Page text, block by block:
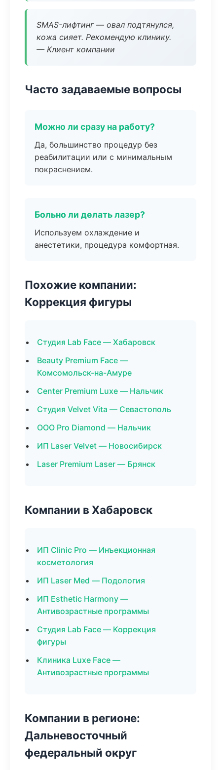
SMAS-лифтинг — овал подтянулся,
кожа сияет. Рекомендую клинику.
— Клиент компании
Часто задаваемые вопросы
Можно ли сразу на работу?
Да, большинство процедур без
реабилитации или с минимальным
покраснением.
Больно ли делать лазер?
Используем охлаждение и
анестетики, процедура комфортная.
Похожие компании:
Коррекция фигуры
Студия Lab Face — Хабаровск
Beauty Premium Face —
Комсомольск-на-Амуре
Center Premium Luxe — Нальчик
Студия Velvet Vita — Севастополь
ООО Pro Diamond — Нальчик
ИП Laser Velvet — Новосибирск
Laser Premium Laser — Брянск
Компании в Хабаровск
ИП Clinic Pro — Инъекционная
косметология
ИП Laser Med — Подология
ИП Esthetic Harmony —
Антивозрастные программы
Студия Lab Face — Коррекция
фигуры
Клиника Luxe Face —
Антивозрастные программы
Компании в регионе:
Дальневосточный
федеральный округ